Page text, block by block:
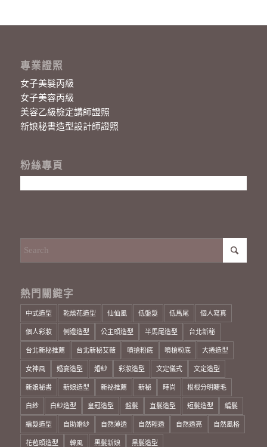
專業證照
女子美髮丙級
女子美容丙級
美容乙級檢定講師證照
新娘秘書造型設計師證照
粉絲專頁
熱門關鍵字
中式造型 乾燥花造型 仙仙風 低盤髮 低馬尾 個人寫真
個人彩妝 側邊造型 公主頭造型 半馬尾造型 台北新秘
台北新秘推薦 台北新秘艾薇 噴搶粉底 噴槍粉底 大捲造型
女神風 婚宴造型 婚紗 彩妝造型 文定儀式 文定造型
新娘秘書 新娘造型 新祕推薦 新秘 時尚 根根分明睫毛
白紗 白紗造型 皇冠造型 盤髮 直髮造型 短髮造型 編髮
編髮造型 自助婚紗 自然薄透 自然輕透 自然透亮 自然風格
花苞頭造型 韓風 黑髮新娘 黑髮造型